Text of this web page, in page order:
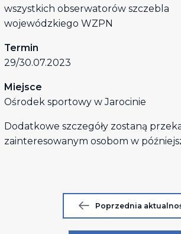
wszystkich obserwatorów szczebla
wojewódzkiego WZPN
Termin
29/30.07.2023
Miejsce
Ośrodek sportowy w Jarocinie
Dodatkowe szczegóły zostaną
zainteresowanym osobom w
Poprzednia